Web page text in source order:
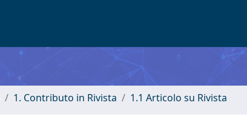
1. Contributo in Rivista 1.1 Articolo su Rivista